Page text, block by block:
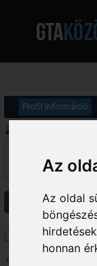
Az
Az oldal
honnan
Profil információ
fórumokba írt
Üzenetek Témák
Üzenetek -
Oldalak: [